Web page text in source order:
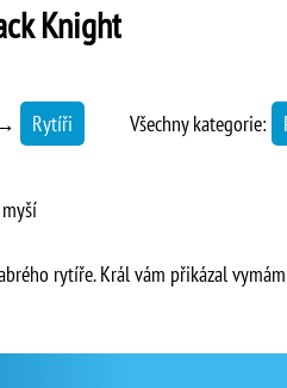
Knight
Rytíři Všechny kategorie:
rytíře. Král vám přikázal